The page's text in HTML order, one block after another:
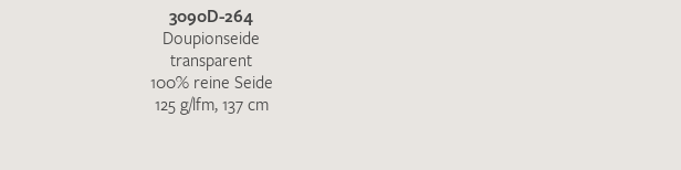
3090D-264
Doupionseide
transparent
100% reine Seide
125 g/lfm, 137 cm